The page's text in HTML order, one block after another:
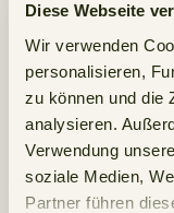
Diese Webseite
Wir verwenden
personalisieren,
zu können und die
analysieren.
Verwendung
soziale Medien,
Partner führen